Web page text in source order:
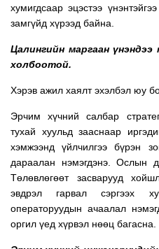
хумигдсаар эцэстээ
замгүйд хүрээд байна.
Цалингийн маргаан
холбоотой.
Хэрэв ажил хаялт эхэлбэл юу
Эрчим хүчний салбар
тухай хуульд зааснаар
хэмжээнд үйлчилгээ бүрэн
дараалан нэмэгдэнэ. Ослын
Төлөвлөгөөт засварууд
эвдрэл гарвал сэргээх
операторуудын ачаалал
оргил үед хүрвэл нөөц багасна.